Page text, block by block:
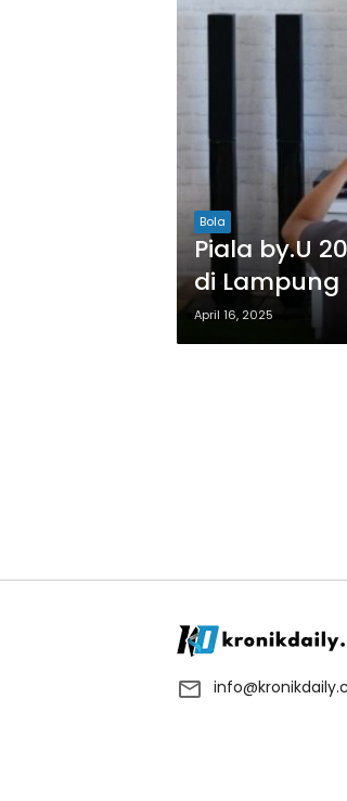
Bola
Piala by.U
di Lampung
April 16, 2025